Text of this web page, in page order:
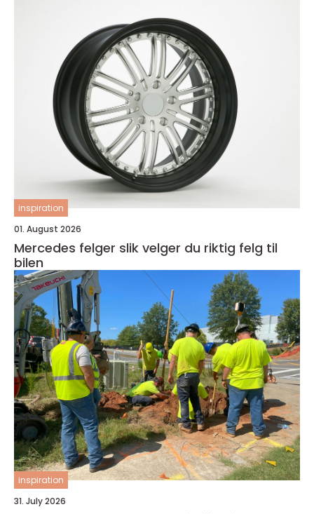
inspiration
01. August 2026
Mercedes felger slik velger du riktig felg til
bilen
inspiration
31. July 2026